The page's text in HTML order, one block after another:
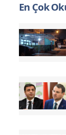
En Çok